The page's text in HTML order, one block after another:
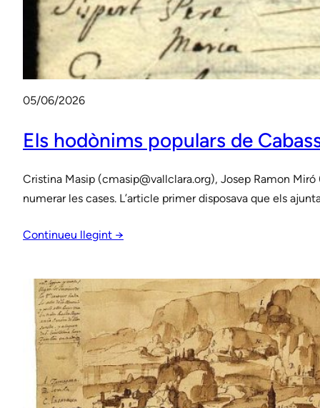
05/06/2026
Els hodònims populars de
Cristina Masip (cmasip@vallclara.org), Josep Ramon
numerar les cases. L’article primer disposava que els
Continueu llegint →